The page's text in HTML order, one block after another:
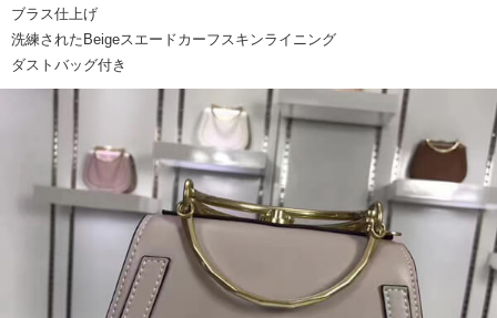
ブラス仕上げ
洗練されたBeigeスエードカーフスキンライニング
ダストバッグ付き